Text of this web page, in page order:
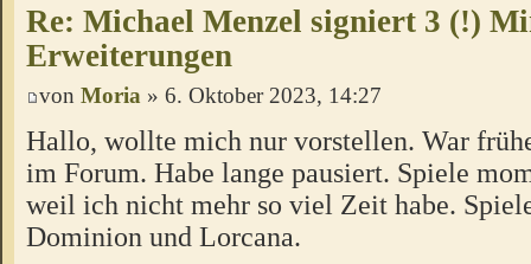
Re: Michael Menzel signiert 3 (!)
Erweiterungen
von Moria » 6. Oktober 2023, 14:27
Hallo, wollte mich nur vorstellen. War
im Forum. Habe lange pausiert. Spiele
weil ich nicht mehr so viel Zeit habe.
Dominion und Lorcana.